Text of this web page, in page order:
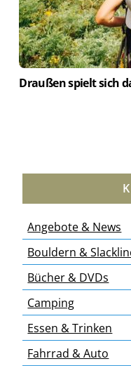
Draußen spielt sich
Angebote & News
Bouldern &
Bücher & DVDs
Camping
Essen & Trinken
Fahrrad & Auto